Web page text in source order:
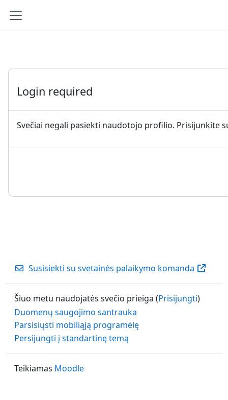
Šoninis skydelis
Login required
Svečiai negali pasiekti naudotojo profilio. Prisijunkite
Susisiekti su svetainės palaikymo komanda
Šiuo metu naudojatės svečio prieiga (Prisijungti)
Duomenų saugojimo santrauka
Parsisiųsti mobiliąją programėlę
Persijungti į standartinę temą
Teikiamas Moodle